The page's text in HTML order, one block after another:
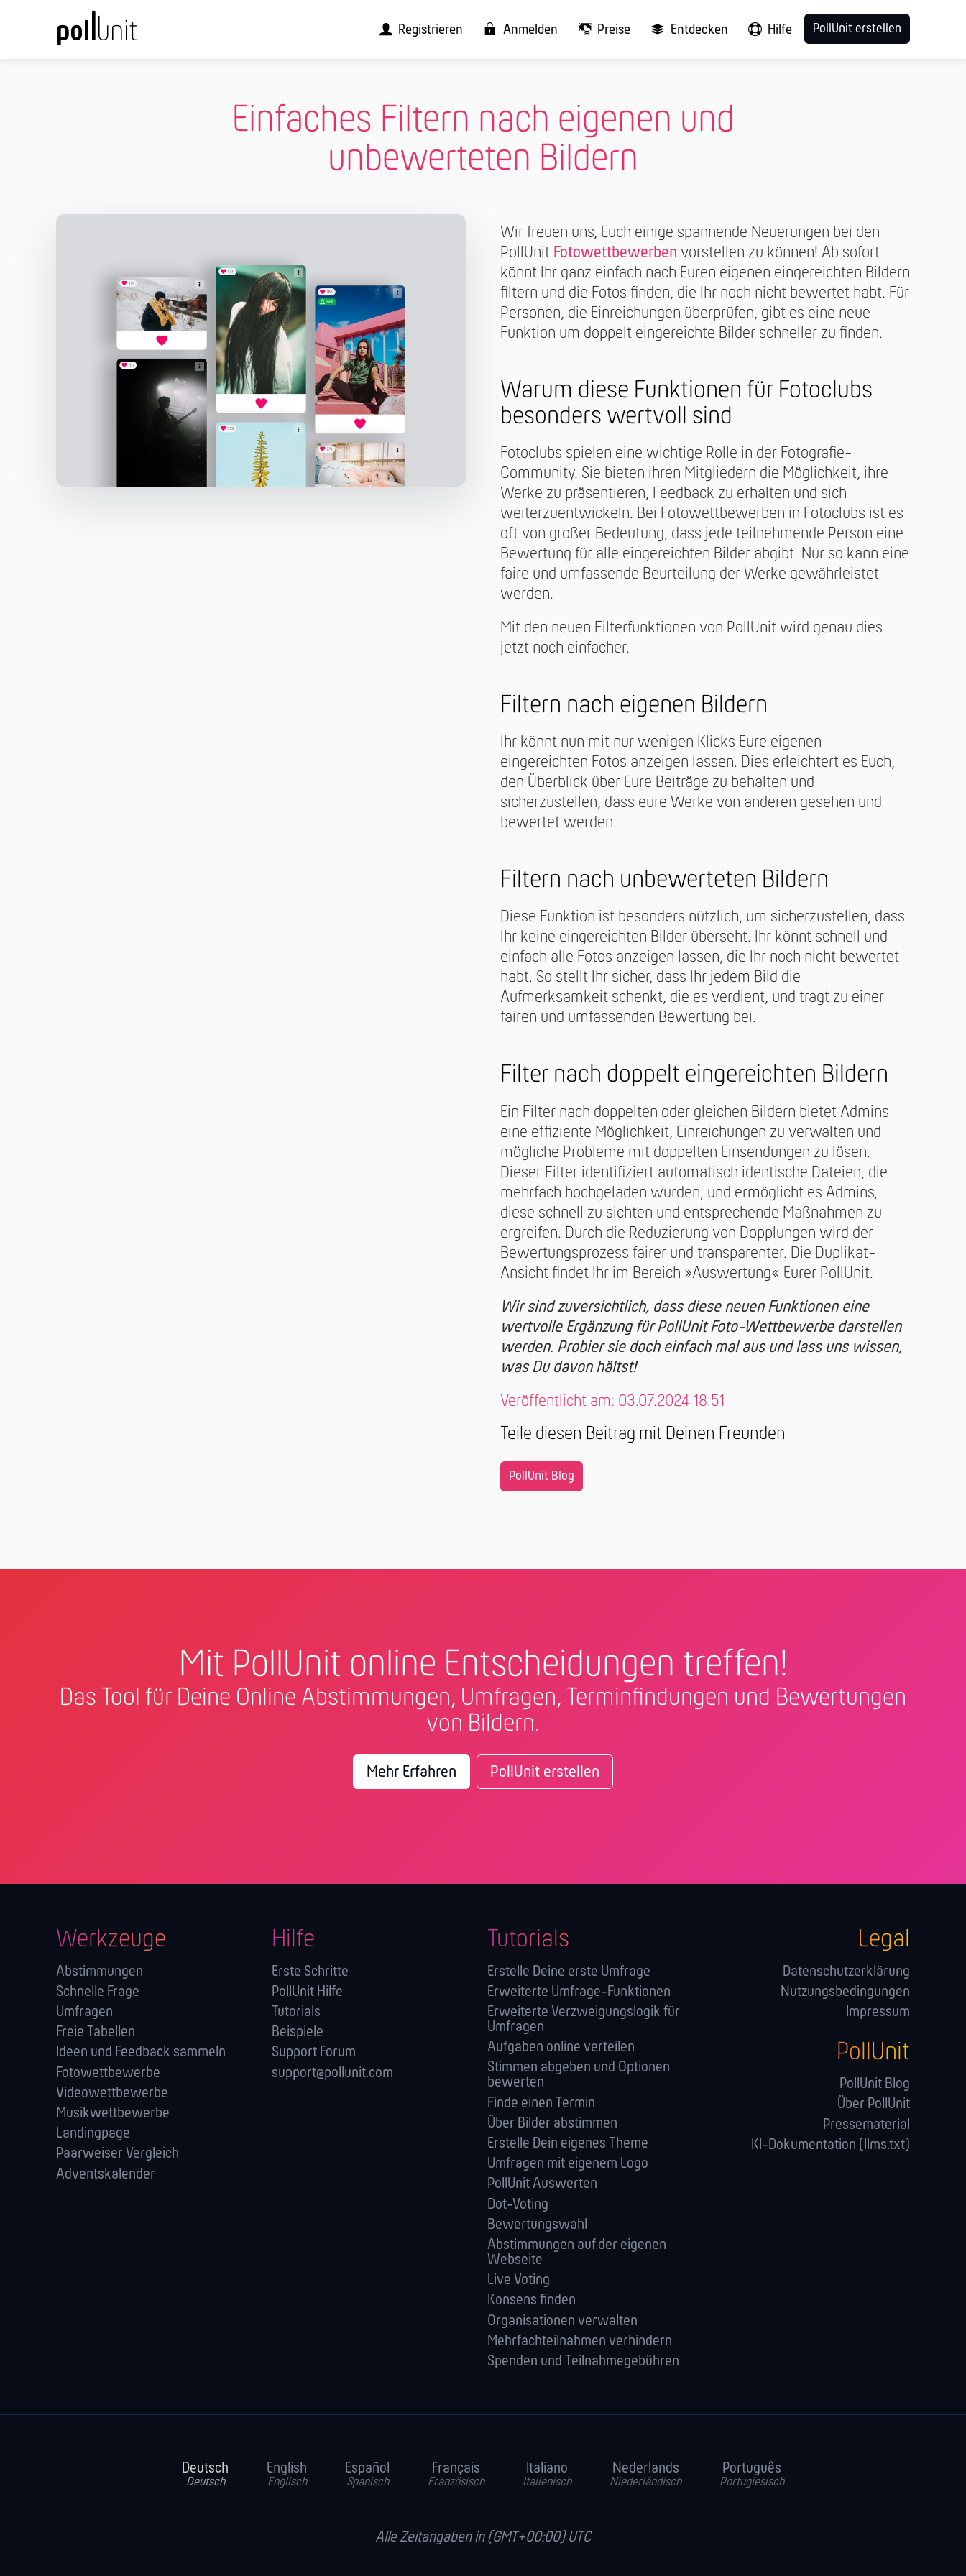
Registrieren Anmelden Preise Entdecken Hilfe PollUnit erstellen
Einfaches Filtern nach eigenen und
unbewerteten Bildern
Wir freuen uns, Euch einige spannende Neuerungen bei den
PollUnit Fotowettbewerben vorstellen zu können! Ab sofort
könnt Ihr ganz einfach nach Euren eigenen eingereichten Bildern
filtern und die Fotos finden, die Ihr noch nicht bewertet habt. Für
Personen, die Einreichungen überprüfen, gibt es eine neue
Funktion um doppelt eingereichte Bilder schneller zu finden.
Warum diese Funktionen für Fotoclubs
besonders wertvoll sind
Fotoclubs spielen eine wichtige Rolle in der Fotografie-
Community. Sie bieten ihren Mitgliedern die Möglichkeit, ihre
Werke zu präsentieren, Feedback zu erhalten und sich
weiterzuentwickeln. Bei Fotowettbewerben in Fotoclubs ist es
oft von großer Bedeutung, dass jede teilnehmende Person eine
Bewertung für alle eingereichten Bilder abgibt. Nur so kann eine
faire und umfassende Beurteilung der Werke gewährleistet
werden.
Mit den neuen Filterfunktionen von PollUnit wird genau dies
jetzt noch einfacher.
Filtern nach eigenen Bildern
Ihr könnt nun mit nur wenigen Klicks Eure eigenen
eingereichten Fotos anzeigen lassen. Dies erleichtert es Euch,
den Überblick über Eure Beiträge zu behalten und
sicherzustellen, dass eure Werke von anderen gesehen und
bewertet werden.
Filtern nach unbewerteten Bildern
Diese Funktion ist besonders nützlich, um sicherzustellen, dass
Ihr keine eingereichten Bilder überseht. Ihr könnt schnell und
einfach alle Fotos anzeigen lassen, die Ihr noch nicht bewertet
habt. So stellt Ihr sicher, dass Ihr jedem Bild die
Aufmerksamkeit schenkt, die es verdient, und tragt zu einer
fairen und umfassenden Bewertung bei.
Filter nach doppelt eingereichten Bildern
Ein Filter nach doppelten oder gleichen Bildern bietet Admins
eine effiziente Möglichkeit, Einreichungen zu verwalten und
mögliche Probleme mit doppelten Einsendungen zu lösen.
Dieser Filter identifiziert automatisch identische Dateien, die
mehrfach hochgeladen wurden, und ermöglicht es Admins,
diese schnell zu sichten und entsprechende Maßnahmen zu
ergreifen. Durch die Reduzierung von Dopplungen wird der
Bewertungsprozess fairer und transparenter. Die Duplikat-
Ansicht findet Ihr im Bereich »Auswertung« Eurer PollUnit.
Wir sind zuversichtlich, dass diese neuen Funktionen eine
wertvolle Ergänzung für PollUnit Foto-Wettbewerbe darstellen
werden. Probier sie doch einfach mal aus und lass uns wissen,
was Du davon hältst!
Veröffentlicht am: 03.07.2024 18:51
Teile diesen Beitrag mit Deinen Freunden
PollUnit Blog
Mit PollUnit online Entscheidungen treffen!
Das Tool für Deine Online Abstimmungen, Umfragen, Terminfindungen und Bewertungen
von Bildern.
Mehr Erfahren PollUnit erstellen
Werkzeuge
Abstimmungen
Schnelle Frage
Umfragen
Freie Tabellen
Ideen und Feedback sammeln
Fotowettbewerbe
Videowettbewerbe
Musikwettbewerbe
Landingpage
Paarweiser Vergleich
Adventskalender
Hilfe
Erste Schritte
PollUnit Hilfe
Tutorials
Beispiele
Support Forum
support@pollunit.com
Tutorials
Erstelle Deine erste Umfrage
Erweiterte Umfrage-Funktionen
Erweiterte Verzweigungslogik für
Umfragen
Aufgaben online verteilen
Stimmen abgeben und Optionen
bewerten
Finde einen Termin
Über Bilder abstimmen
Erstelle Dein eigenes Theme
Umfragen mit eigenem Logo
PollUnit Auswerten
Dot-Voting
Bewertungswahl
Abstimmungen auf der eigenen
Webseite
Live Voting
Konsens finden
Orga­nisationen verwalten
Mehrfachteilnahmen verhindern
Spenden und Teilnahmegebühren
Legal
Datenschutzerklärung
Nutzungsbedingungen
Impressum
PollUnit
PollUnit Blog
Über PollUnit
Pressematerial
KI-Dokumentation (llms.txt)
Deutsch
Deutsch
English
Englisch
Español
Spanisch
Français
Französisch
Italiano
Italienisch
Nederlands
Niederländisch
Português
Portugiesisch
Alle Zeitangaben in (GMT+00:00) UTC